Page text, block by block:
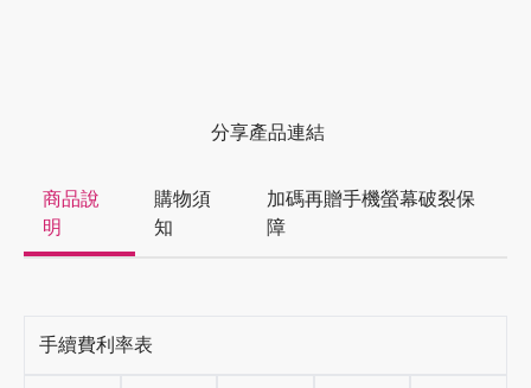
分享產品連結
商品說
明
購物須
知
加碼再贈手機螢幕破裂保
障
手續費利率表